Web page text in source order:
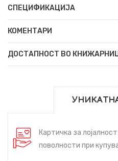
СПЕЦИФИКАЦИЈА
КОМЕНТАРИ
ДОСТАПНОСТ ВО
Картичка за
поволности при